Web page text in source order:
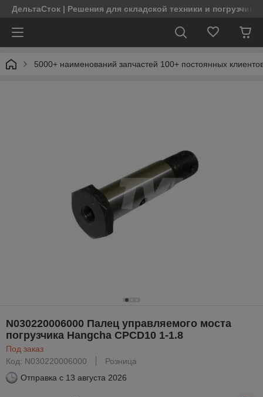
ДельтаСток | Решения для складской техники и
5000+ наименований запчастей 100+ постоянных
N030220006000 Палец управляемого моста
погрузчика Hangcha CPCD10 1-1.8
Под заказ
Код: N030220006000
Розница
Отправка с 13 августа 2026